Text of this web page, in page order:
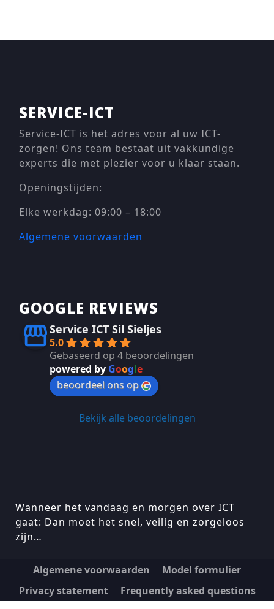
SERVICE-ICT
Service-ICT is het adres voor al uw ICT-
zorgen! Ons team bestaat uit vakkundige
experts die met plezier voor u klaar staan.
Openingstijden:
Elke werkdag: 09:00 – 18:00
Algemene voorwaarden
GOOGLE REVIEWS
Service ICT Sil Sieljes
5.0
Gebaseerd op 4 beoordelingen
powered by Google
beoordeel ons op
Bekijk alle beoordelingen
Wanneer het vandaag en morgen over ICT
gaat: Dan moet het snel, veilig en zorgeloos
zijn…
Algemene voorwaarden
Model formulier
Privacy statement
Frequently asked questions